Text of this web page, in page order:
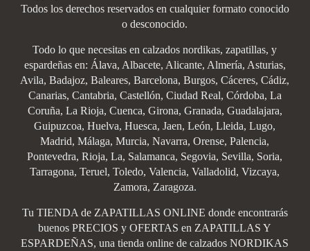
Todos los derechos reservados en cualquier formato conocido
o desconocido.
Todo lo que necesitas en calzados nordikas, zapatillas, y
espardeñas en: Álava, Albacete, Alicante, Almería, Asturias,
Avila, Badajoz, Baleares, Barcelona, Burgos, Cáceres, Cádiz,
Canarias, Cantabria, Castellón, Ciudad Real, Córdoba, La
Coruña, La Rioja, Cuenca, Girona, Granada, Guadalajara,
Guipuzcoa, Huelva, Huesca, Jaen, León, Lleida, Lugo,
Madrid, Málaga, Murcia, Navarra, Orense, Palencia,
Pontevedra, Rioja, La, Salamanca, Segovia, Sevilla, Soria,
Tarragona, Teruel, Toledo, Valencia, Valladolid, Vizcaya,
Zamora, Zaragoza.
Tu TIENDA de ZAPATILLAS ONLINE donde encontrarás
buenos PRECIOS y OFERTAS en ZAPATILLAS Y
ESPARDEÑAS, una tienda online de calzados NORDIKAS